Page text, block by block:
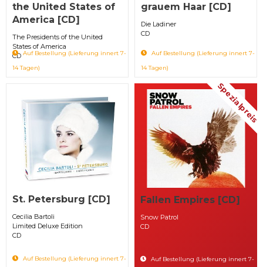
the United States of
America [CD]
The Presidents of the United
States of America
CD Auf Bestellung (Lieferung innert 7-
14 Tagen)
grauem Haar [CD]
Die Ladiner
CD
Auf Bestellung (Lieferung innert 7-
14 Tagen)
St. Petersburg [CD]
Cecilia Bartoli ‎
Limited Deluxe Edition
CD
Auf Bestellung (Lieferung innert 7-
Spezialpreis
Fallen Empires [CD]
Snow Patrol
CD
Auf Bestellung (Lieferung innert 7-